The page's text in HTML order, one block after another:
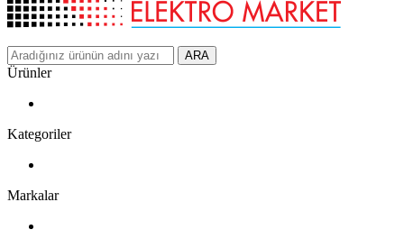
ARA
Ürünler
Kategoriler
Markalar